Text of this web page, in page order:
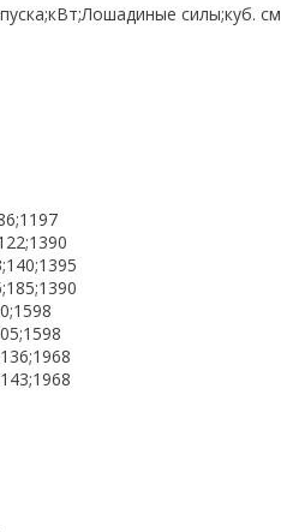
силы;куб. см